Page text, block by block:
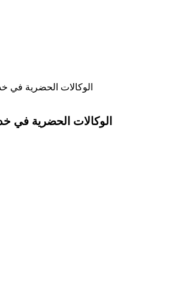
الوكالات الحضرية في